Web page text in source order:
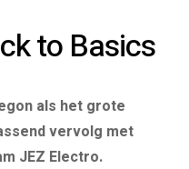
to Basics
als het grote
vervolg met
JEZ Electro.